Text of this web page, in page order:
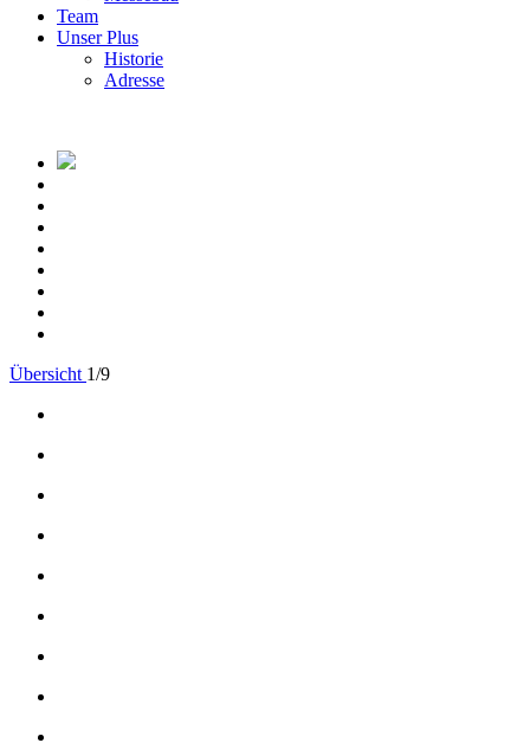
Team
Unser Plus
Historie
Adresse
Übersicht 1/9